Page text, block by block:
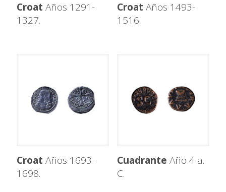
Croat Años 1291-
1327.
Croat Años 1493-
1516
Croat Años 1693-
1698.
Cuadrante Año 4 a.
C.